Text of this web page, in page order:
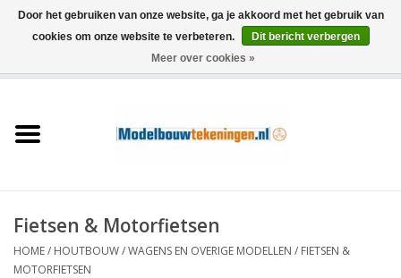
Schepen
Houtbouw
Fietsen & Motorfietsen
HOME/ HOUTBOUW/WAGENS EN OVERIGE MODELLEN / FIETSEN &
MOTORFIETSEN
Door het gebruiken van onze website, ga je akkoord met het gebruik van
cookies om onze website te verbeteren.
Dit bericht verbergen
Meer over cookies »